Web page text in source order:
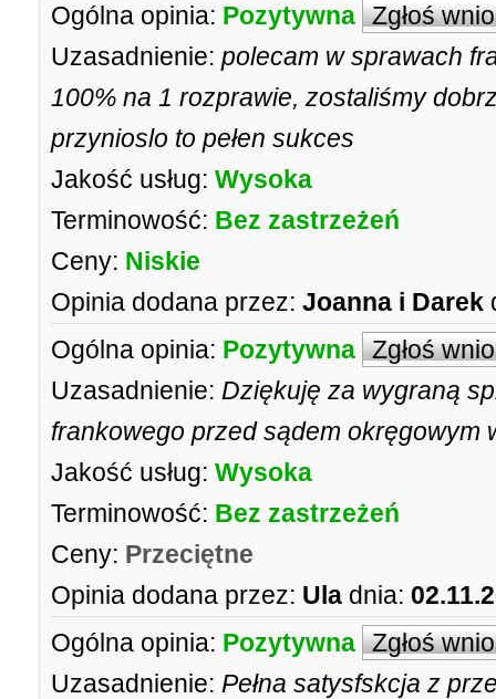
Ogólna opinia: Pozytywna Zgłoś
Uzasadnienie: polecam w sprawach
100% na 1 rozprawie, zostaliśmy
przynioslo to pełen sukces
Jakość usług: Wysoka
Terminowość: Bez zastrzeżeń
Ceny: Niskie
Opinia dodana przez: Joanna i Darek
Ogólna opinia: Pozytywna Zgłoś
Uzasadnienie: Dziękuję za wygraną
frankowego przed sądem okręgowym
Jakość usług: Wysoka
Terminowość: Bez zastrzeżeń
Ceny: Przeciętne
Opinia dodana przez: Ula dnia:
Ogólna opinia: Pozytywna Zgłoś
Uzasadnienie: Pełna satysfskcja z